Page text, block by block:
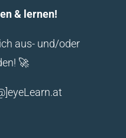
& lernen!
aus- und/oder
🚀